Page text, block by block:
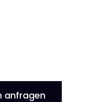
anfragen